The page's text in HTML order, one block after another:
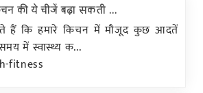
की ये चीजें बढ़ा सकती ...
हैं कि हमारे किचन में मौजूद कुछ आदतें
में स्वास्थ्य क...
fitness